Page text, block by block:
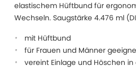
elastischem Hüftbund für
Wechseln. Saugstärke 4.476 ml
mit Hüftbund
für Frauen und Männer
vereint Einlage und Höschen